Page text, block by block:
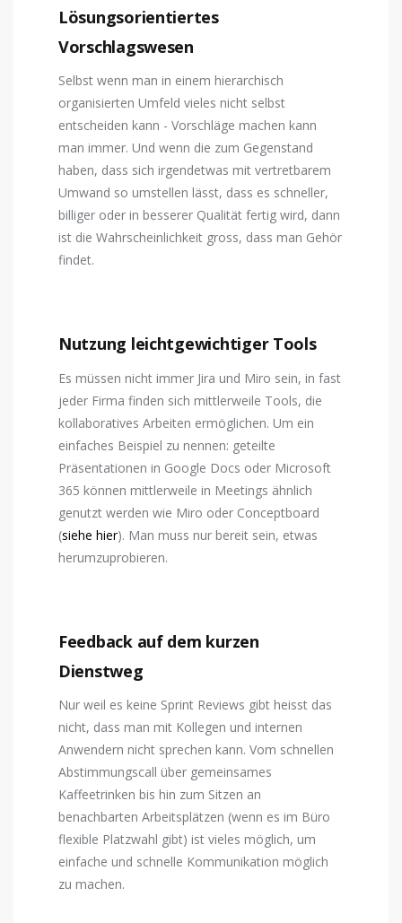
Lösungsorientiertes
Vorschlagswesen
Selbst wenn man in einem hierarchisch
organisierten Umfeld vieles nicht selbst
entscheiden kann - Vorschläge machen kann
man immer. Und wenn die zum Gegenstand
haben, dass sich irgendetwas mit vertretbarem
Umwand so umstellen lässt, dass es schneller,
billiger oder in besserer Qualität fertig wird, dann
ist die Wahrscheinlichkeit gross, dass man Gehör
findet.
Nutzung leichtgewichtiger Tools
Es müssen nicht immer Jira und Miro sein, in fast
jeder Firma finden sich mittlerweile Tools, die
kollaboratives Arbeiten ermöglichen. Um ein
einfaches Beispiel zu nennen: geteilte
Präsentationen in Google Docs oder Microsoft
365 können mittlerweile in Meetings ähnlich
genutzt werden wie Miro oder Conceptboard
(siehe hier). Man muss nur bereit sein, etwas
herumzuprobieren.
Feedback auf dem kurzen
Dienstweg
Nur weil es keine Sprint Reviews gibt heisst das
nicht, dass man mit Kollegen und internen
Anwendern nicht sprechen kann. Vom schnellen
Abstimmungscall über gemeinsames
Kaffeetrinken bis hin zum Sitzen an
benachbarten Arbeitsplätzen (wenn es im Büro
flexible Platzwahl gibt) ist vieles möglich, um
einfache und schnelle Kommunikation möglich
zu machen.